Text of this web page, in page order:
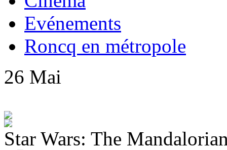
Evénements
Roncq en métropole
26 Mai
Star Wars: The